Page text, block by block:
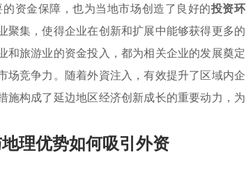
资金保障，也为当地市场创造了良好的投资环
聚集，使得企业在创新和扩展中能够获得更多的
旅游业的资金投入，都为相关企业的发展奠定
竞争力。随着外資注入，有效提升了区域内企
构成了延边地区经济创新成长的重要动力，为
理优势如何吸引外资